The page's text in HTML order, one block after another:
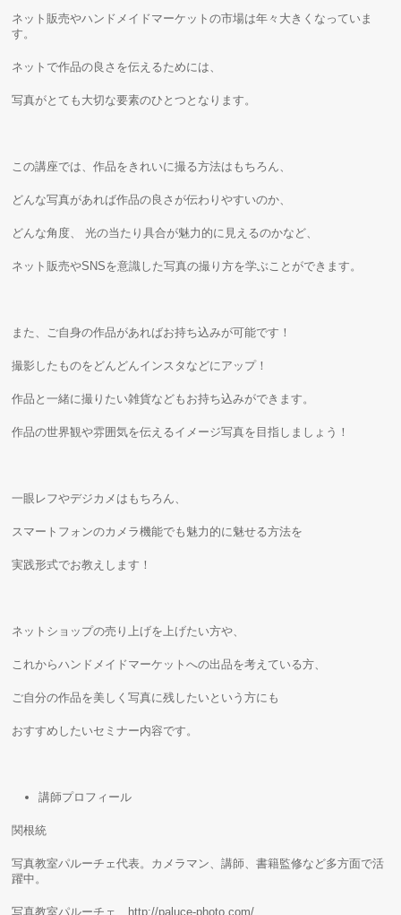
ネット販売やハンドメイドマーケットの市場は年々大きくなっていま
す。
ネットで作品の良さを伝えるためには、
写真がとても大切な要素のひとつとなります。
この講座では、作品をきれいに撮る方法はもちろん、
どんな写真があれば作品の良さが伝わりやすいのか、
どんな角度、 光の当たり具合が魅力的に見えるのかなど、
ネット販売やSNSを意識した写真の撮り方を学ぶことができます。
また、ご自身の作品があればお持ち込みが可能です！
撮影したものをどんどんインスタなどにアップ！
作品と一緒に撮りたい雑貨などもお持ち込みができます。
作品の世界観や雰囲気を伝えるイメージ写真を目指しましょう！
一眼レフやデジカメはもちろん、
スマートフォンのカメラ機能でも魅力的に魅せる方法を
実践形式でお教えします！
ネットショップの売り上げを上げたい方や、
これからハンドメイドマーケットへの出品を考えている方、
ご自分の作品を美しく写真に残したいという方にも
おすすめしたいセミナー内容です。
講師プロフィール
関根統
写真教室パルーチェ代表。カメラマン、講師、書籍監修など多方面で活
躍中。
写真教室パルーチェ http://paluce-photo.com/